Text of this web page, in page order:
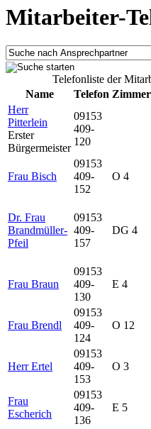
Mitarbeiter-
Telefonliste der
Name
Telefon Zimmer
Herr
Pitterlein
Erster
Bürgermeister
09153
409-
120
Frau Bisch
09153
409-
152
O 4
Dr. Frau
Brandmüller-
Pfeil
09153
409-
157
DG 4
Frau Braun
09153
409-
130
E 4
Frau Brendl
09153
409-
124
O 12
Herr Ertel
09153
409-
153
O 3
Frau
Escherich
09153
409-
136
E 5